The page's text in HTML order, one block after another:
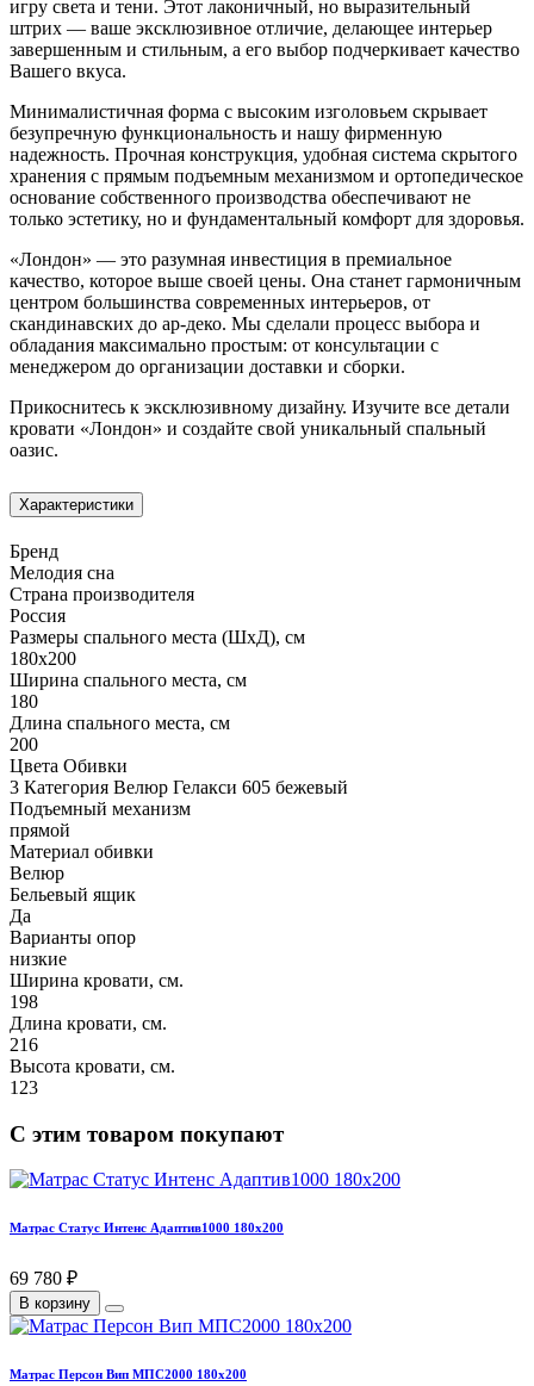
игру света и тени. Этот лаконичный, но выразительный
штрих — ваше эксклюзивное отличие, делающее интерьер
завершенным и стильным, а его выбор подчеркивает качество
Вашего вкуса.
Минималистичная форма с высоким изголовьем скрывает
безупречную функциональность и нашу фирменную
надежность. Прочная конструкция, удобная система скрытого
хранения с прямым подъемным механизмом и ортопедическое
основание собственного производства обеспечивают не
только эстетику, но и фундаментальный комфорт для здоровья.
«Лондон» — это разумная инвестиция в премиальное
качество, которое выше своей цены. Она станет гармоничным
центром большинства современных интерьеров, от
скандинавских до ар-деко. Мы сделали процесс выбора и
обладания максимально простым: от консультации с
менеджером до организации доставки и сборки.
Прикоснитесь к эксклюзивному дизайну. Изучите все детали
кровати «Лондон» и создайте свой уникальный спальный
оазис.
Характеристики
Бренд
Мелодия сна
Страна производителя
Россия
Размеры спального места (ШхД), см
180х200
Ширина спального места, см
180
Длина спального места, см
200
Цвета Обивки
3 Категория Велюр Гелакси 605 бежевый
Подъемный механизм
прямой
Материал обивки
Велюр
Бельевый ящик
Да
Варианты опор
низкие
Ширина кровати, см.
198
Длина кровати, см.
216
Высота кровати, см.
123
С этим товаром покупают
Матрас Статус Интенс Адаптив1000 180х200
69 780 ₽
В корзину
Матрас Персон Вип МПС2000 180х200